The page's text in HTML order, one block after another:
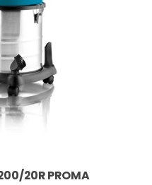
20R PROMA